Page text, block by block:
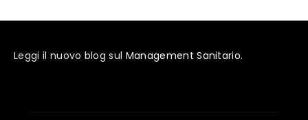
Leggi il nuovo blog sul Management Sanitario.